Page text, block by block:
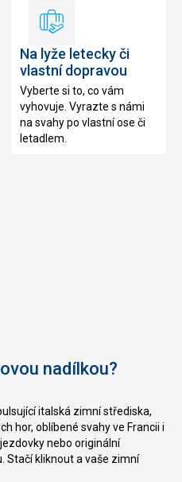
Na
letecky
či
vlastní
dopravou
Na lyže letecky či
vlastní dopravou
Vyberte si to, co vám
vyhovuje. Vyrazte s námi
na svahy po vlastní ose či
letadlem.
nadílkou?
italská zimní střediska,
hor, oblíbené svahy ve Francii i
nebo originální
Stačí kliknout a vaše zimní